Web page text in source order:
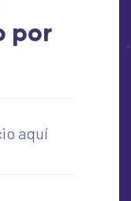
por
aquí